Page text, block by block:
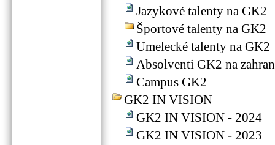
Jazykové talenty na GK2
Športové talenty na GK2
Umelecké talenty na GK2
Absolventi GK2 na
Campus GK2
GK2 IN VISION
GK2 IN VISION - 2024
GK2 IN VISION - 2023